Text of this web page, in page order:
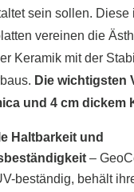
sein sollen. Diese
vereinen die
Keramik mit der
Die wichtigsten
und 4 cm dickem
Haltbarkeit und
–
beständig, behält